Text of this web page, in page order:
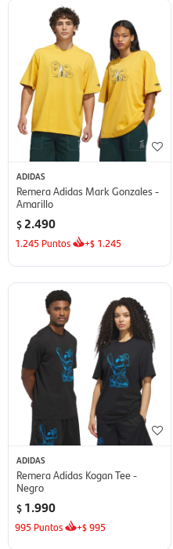
ADIDAS
Remera Adidas Mark Gonzales -
Amarillo
$ 2.490
1.245 Puntos +$ 1.245
ADIDAS
Remera Adidas Kogan Tee -
Negro
$ 1.990
995 Puntos +$995